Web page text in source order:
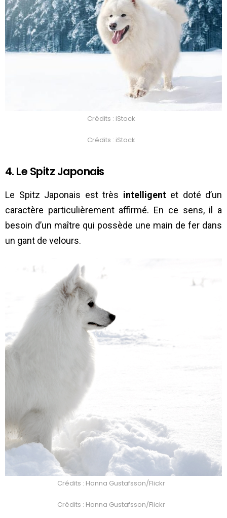
Crédits : iStock
Crédits : iStock
4. Le Spitz Japonais
Le Spitz Japonais est très intelligentet doté d’un
caractère particulièrement affirmé. En ce sens, il a
besoin d’un maître qui possède une main de fer dans
un gant de velours.
Crédits : Hanna Gustafsson/Flickr
Crédits : Hanna Gustafsson/Flickr